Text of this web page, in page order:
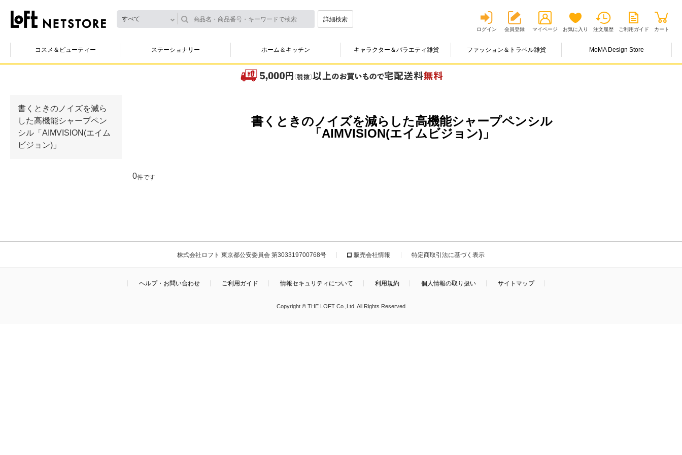
すべて 詳細検索
ログイン 会員登録 マイページ お気に入り 注文履歴 ご利用ガイド カート
コスメ＆ビューティー ステーショナリー ホーム＆キッチン キャラクター＆バラエティ雑貨 ファッション＆トラベル雑貨 MoMA Design Store
書くときのノイズを減ら
した高機能シャープペン
シル「AIMVISION(エイム
ビジョン)」
書くときのノイズを減らした高機能シャープペンシル
「AIMVISION(エイムビジョン)」
0件です
株式会社ロフト 東京都公安委員会 第303319700768号 販売会社情報 特定商取引法に基づく表示
ヘルプ・お問い合わせ ご利用ガイド 情報セキュリティについて 利用規約 個人情報の取り扱い サイトマップ
Copyright © THE LOFT Co.,Ltd. All Rights Reserved